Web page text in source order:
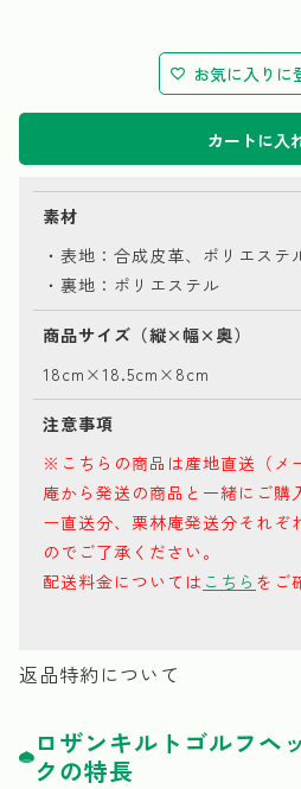
お気に入りに
カートに入
素材
・表地：合成皮革、ポリエステ
・裏地：ポリエステル
商品サイズ（縦×幅×奥）
18cm×18.5cm×8cm
注意事項
※こちらの商品は産地直送（メ
庵から発送の商品と一緒にご購
ー直送分、栗林庵発送分それぞ
のでご了承ください。
配送料金については こちら をご
返品特約について
ロザンキルトゴルフヘ
クの特長